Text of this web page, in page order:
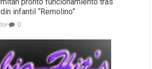
infantil “Remolino”
0